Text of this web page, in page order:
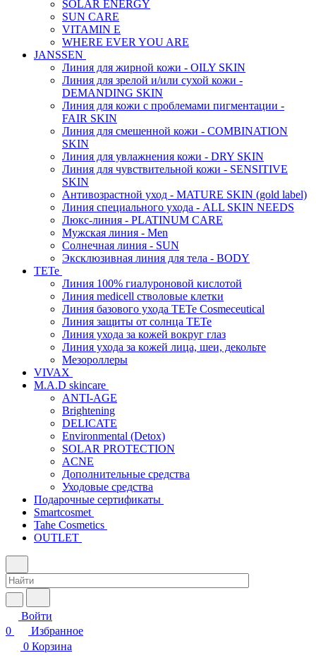
SOLAR ENERGY
SUN CARE
VITAMIN E
WHERE EVER YOU ARE
JANSSEN
Линия для жирной кожи - OILY SKIN
Линия для зрелой и/или сухой кожи -
DEMANDING SKIN
Линия для кожи с проблемами пигментации -
FAIR SKIN
Линия для смешенной кожи - COMBINATION
SKIN
Линия для увлажнения кожи - DRY SKIN
Линия для чувствительной кожи - SENSITIVE
SKIN
Антивозрастной уход - MATURE SKIN (gold label)
Линия специального ухода - ALL SKIN NEEDS
Люкс-линия - PLATINUM CARE
Мужская линия - Men
Солнечная линия - SUN
Эксклюзивная линия для тела - BODY
TETe
Линия 100% гиалуроновой кислотой
Линия medicell стволовые клетки
Линия базового ухода TETe Cosmeceutical
Линия защиты от солнца TETe
Линия ухода за кожей вокруг глаз
Линия ухода за кожей лица, шеи, декольте
Мезороллеры
VIVAX
M.A.D skincare
ANTI-AGE
Brightening
DELICATE
Environmental (Detox)
SOLAR PROTECTION
АCNE
Дополнительные средства
Уходовые средства
Подарочные сертификаты
Smartcosmet
Tahe Cosmetics
OUTLET
Войти
0
Избранное
0 Корзина